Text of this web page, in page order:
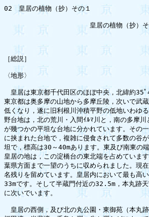
02　皇居の植物（抄）その１
皇居の植物（抄）その
参考：保育社発行
［総説］
〈地形〉
皇居は東京都千代田区のほぼ中央，北緯約
東京都は奥多摩の山地から多摩丘陵，次いで武
低くなり，遂に旧利根川沖積平野の低地いわゆ
野台地は，北の荒川・入間ｲﾙﾏ川と，南の多摩
が幾つかの平坦な台地に分かれています。その
に挟まれた台地で，複雑に侵食されて多数の谷
坦で，標高は30～40mあります。東及び南東の
皇居の地は，この淀橋台の東北端を占めていま
葉県方面まで一望のうちに収められました。現
名残りを留めています。皇居内において最も高
33mです。そして半蔵門付近の32.5m，本丸跡
に次いでいます。
皇居の西側，及び北の丸公園・東御苑（本丸